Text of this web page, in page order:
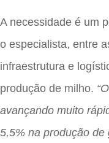
A necessidade é um
o especialista, entre
infraestrutura e
produção de milho.
avançando muito
5,5% na produção de